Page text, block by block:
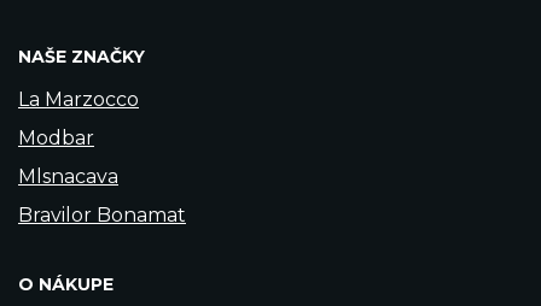
NAŠE ZNAČKY
La Marzocco
Modbar
Mlsnacava
Bravilor Bonamat
O NÁKUPE